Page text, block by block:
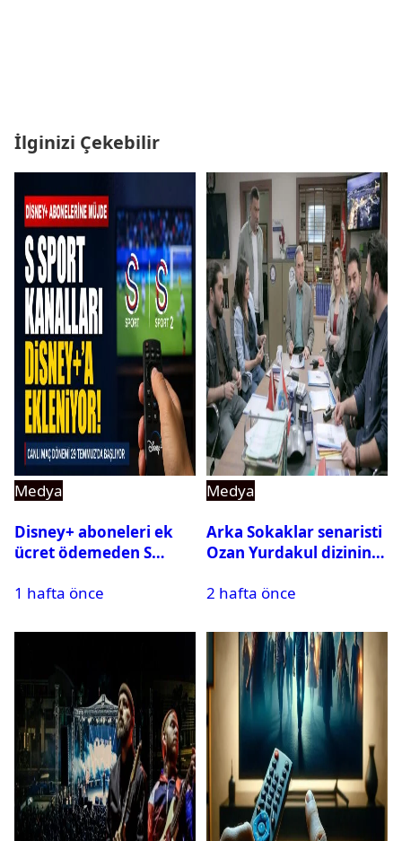
İlginizi Çekebilir
Medya
Disney+ aboneleri ek
ücret ödemeden S
izleyebilecek
1 hafta önce
Medya
Arka Sokaklar senaristi
Ozan Yurdakul dizinin
2 hafta önce